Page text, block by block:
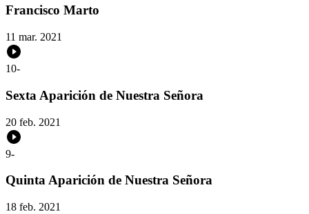
Francisco Marto
11 mar. 2021
10-
Sexta Aparición de Nuestra Señora
20 feb. 2021
9-
Quinta Aparición de Nuestra Señora
18 feb. 2021